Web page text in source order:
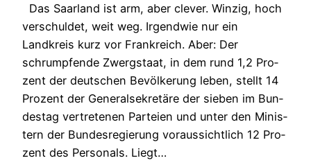
Das Saarland ist arm, aber clever. Winzig, hoch
verschuldet, weit weg. Irgendwie nur ein
Landkreis kurz vor Frank­reich. Aber: Der
schrumpfende Zwergstaat, in dem rund 1,2 Pro­
zent der deut­schen Be­völ­ke­rung leben, stellt 14
Prozent der Generalsekretäre der sie­ben im Bun­
des­tag ver­tre­te­nen Par­tei­en und un­ter den Mi­nis­
tern der Bun­des­re­gie­rung voraussichtlich 12 Pro­
zent des Per­so­nals. Liegt…